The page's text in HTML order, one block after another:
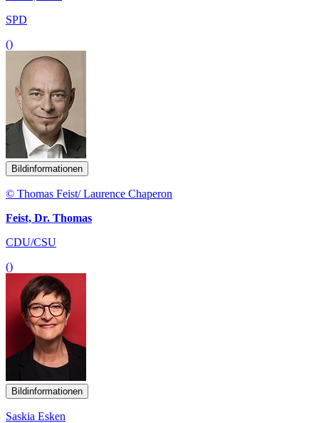
SPD
()
Bildinformationen
© Thomas Feist/ Laurence Chaperon
Feist, Dr. Thomas
CDU/CSU
()
Bildinformationen
Saskia Esken